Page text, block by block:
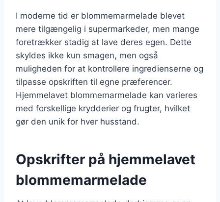
I moderne tid er blommemarmelade blevet
mere tilgængelig i supermarkeder, men mange
foretrækker stadig at lave deres egen. Dette
skyldes ikke kun smagen, men også
muligheden for at kontrollere ingredienserne og
tilpasse opskriften til egne præferencer.
Hjemmelavet blommemarmelade kan varieres
med forskellige krydderier og frugter, hvilket
gør den unik for hver husstand.
Opskrifter på hjemmelavet
blommemarmelade